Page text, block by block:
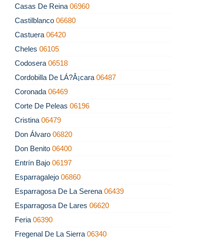
Casas De Reina 06960
Castilblanco 06680
Castuera 06420
Cheles 06105
Codosera 06518
Cordobilla De LÁ?Â¡cara 06487
Coronada 06469
Corte De Peleas 06196
Cristina 06479
Don Álvaro 06820
Don Benito 06400
Entrín Bajo 06197
Esparragalejo 06860
Esparragosa De La Serena 06439
Esparragosa De Lares 06620
Feria 06390
Fregenal De La Sierra 06340